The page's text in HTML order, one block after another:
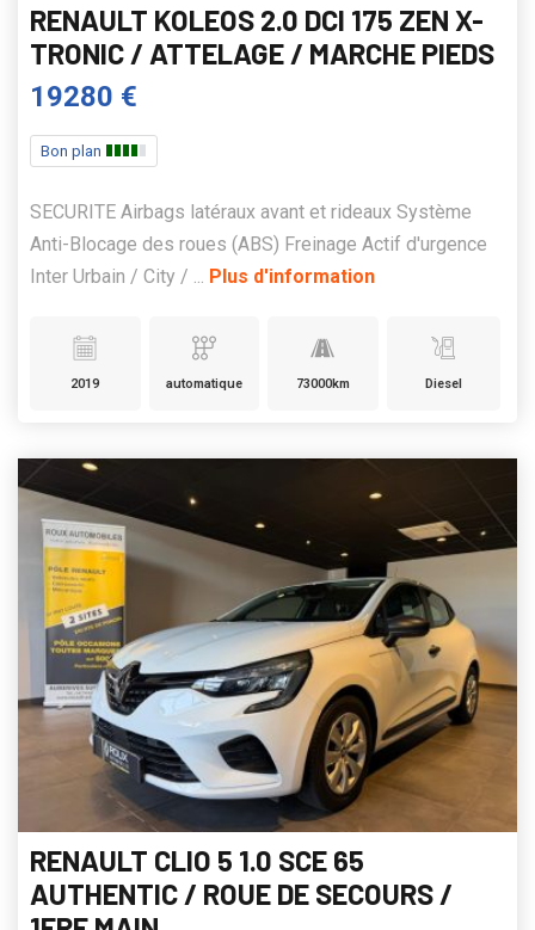
RENAULT KOLEOS 2.0 DCI 175 ZEN X-
TRONIC / ATTELAGE / MARCHE PIEDS
19280 €
Bon plan
SECURITE Airbags latéraux avant et rideaux Système
Anti-Blocage des roues (ABS) Freinage Actif d'urgence
Inter Urbain / City / ... Plus d'information
2019 automatique 73000km Diesel
RENAULT CLIO 5 1.0 SCE 65
AUTHENTIC / ROUE DE SECOURS /